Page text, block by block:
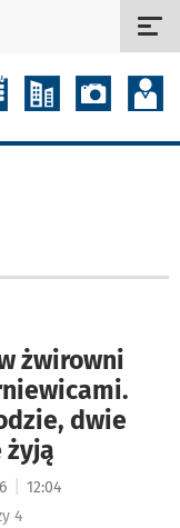
żwirowni
dwie
żyją
12:04
4